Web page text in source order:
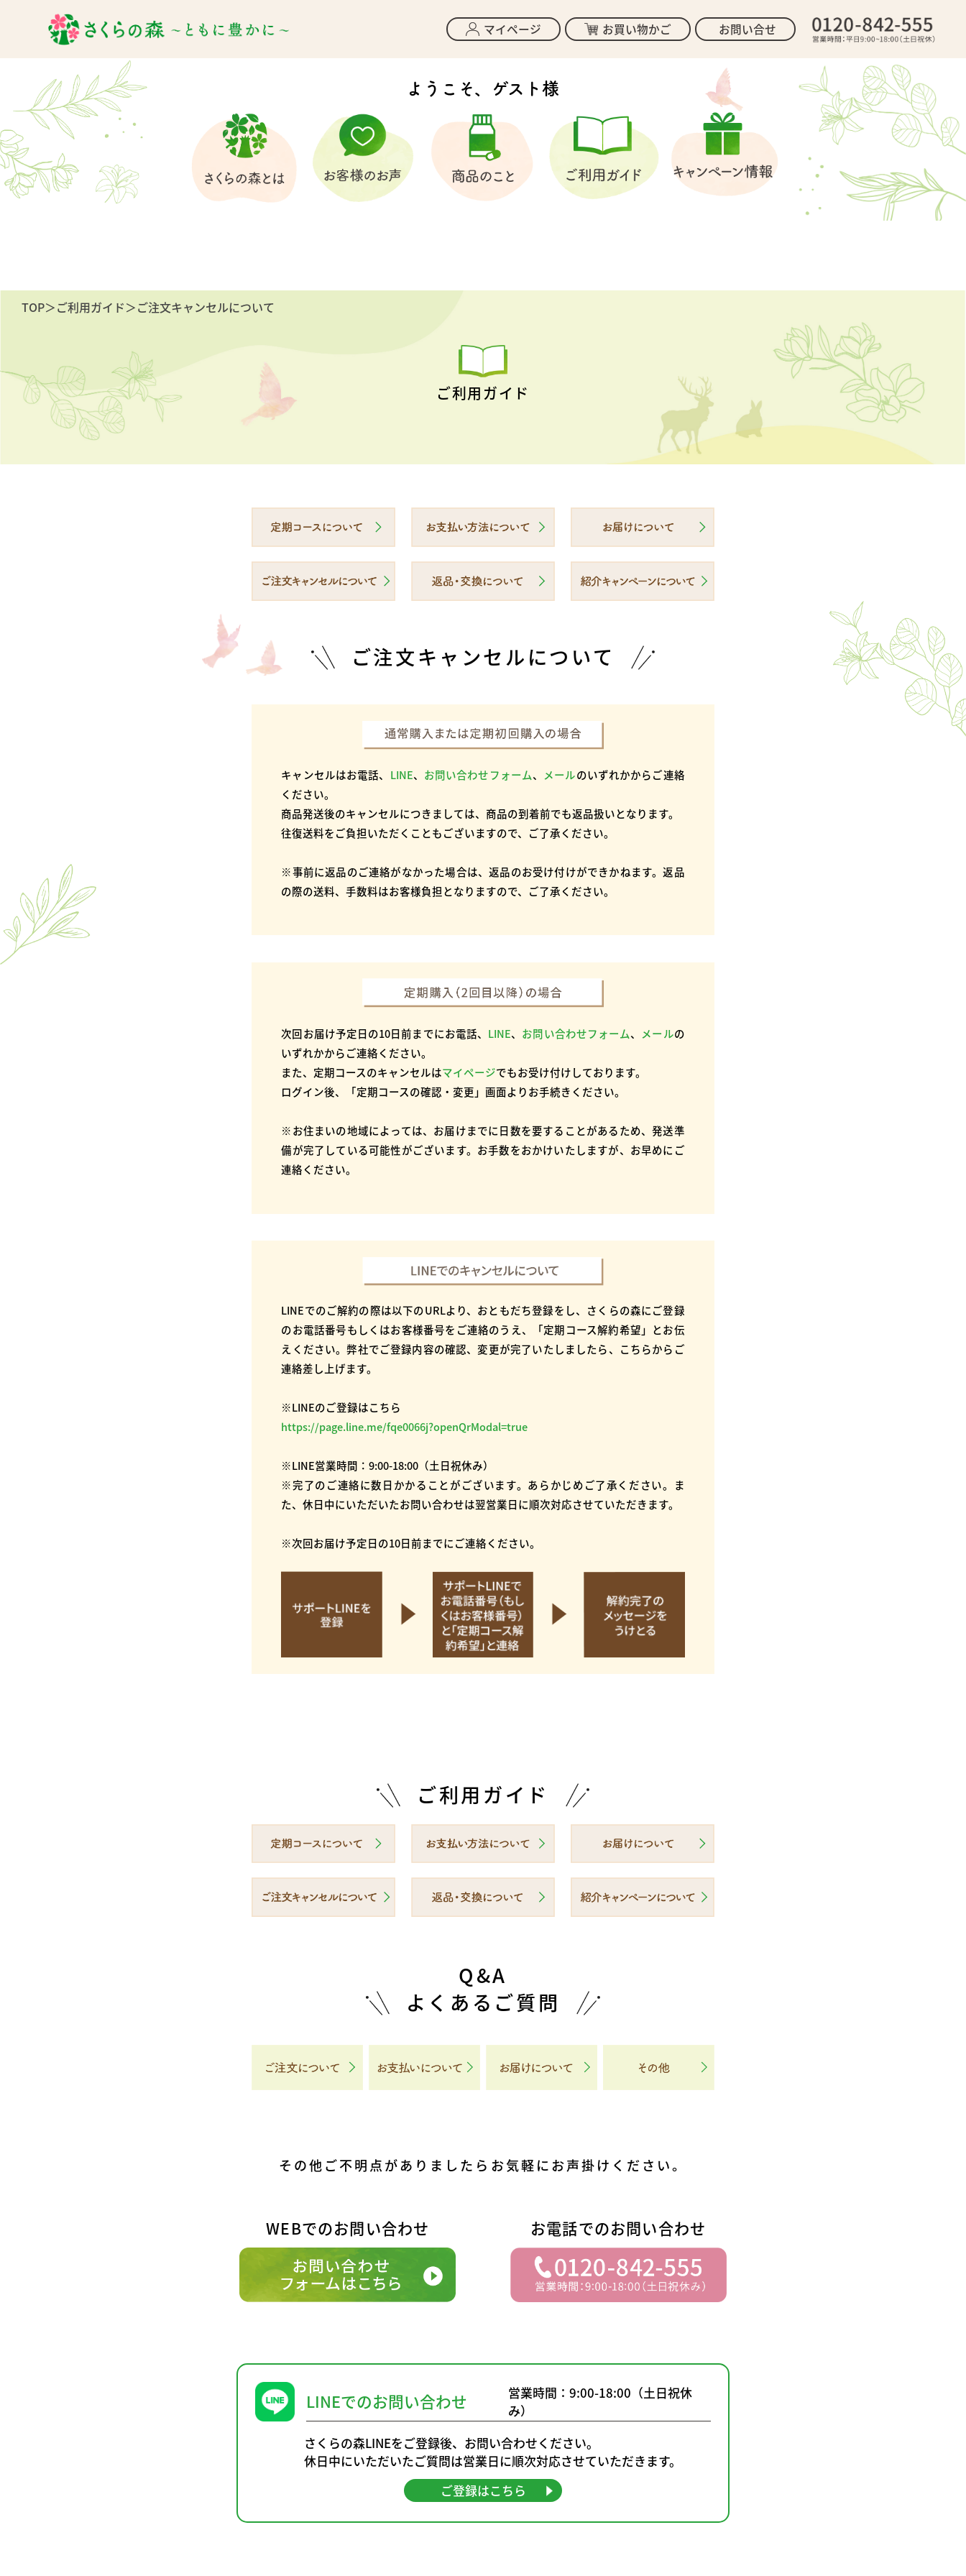
マイページ お買い物かご お問い合せ
ようこそ、ゲスト様
TOP＞ご利用ガイド＞ご注文キャンセルについて
ご利用ガイド
ご注文キャンセルについて
キャンセルはお電話、 LINE、 お問い合わせフォーム、 メールのいずれかからご連絡
ください。
商品発送後のキャンセルにつきましては、商品の到着前でも返品扱いとなります。
往復送料をご負担いただくこともございますので、ご了承ください。
※事前に返品のご連絡がなかった場合は、返品のお受け付けができかねます。返品
の際の送料、手数料はお客様負担となりますので、ご了承ください。
次回お届け予定日の10日前までにお電話、 LINE、 お問い合わせフォーム、 メールの
いずれかからご連絡ください。
また、定期コースのキャンセルはマイページでもお受け付けしております。
ログイン後、「定期コースの確認・変更」画面よりお手続きください。
※お住まいの地域によっては、お届けまでに日数を要することがあるため、発送準
備が完了している可能性がございます。お手数をおかけいたしますが、お早めにご
連絡ください。
LINEでのご解約の際は以下のURLより、おともだち登録をし、さくらの森にご登録
のお電話番号もしくはお客様番号をご連絡のうえ、「定期コース解約希望」とお伝
えください。弊社でご登録内容の確認、変更が完了いたしましたら、こちらからご
連絡差し上げます。
※LINEのご登録はこちら
https://page.line.me/fqe0066j?openQrModal=true
※LINE営業時間：9:00-18:00（土日祝休み）
※完了のご連絡に数日かかることがございます。あらかじめご了承ください。ま
た、休日中にいただいたお問い合わせは翌営業日に順次対応させていただきます。
※次回お届け予定日の10日前までにご連絡ください。
ご利用ガイド
Q&A
よくあるご質問
その他ご不明点がありましたら お気軽にお声掛けください。
WEBでのお問い合わせ お電話でのお問い合わせ
LINEでのお問い合わせ
営業時間：9:00-18:00（土日祝休
み）
さくらの森LINEをご登録後、お問い合わせください。
休日中にいただいたご質問は営業日に順次対応させていただきます。
ご登録はこちら